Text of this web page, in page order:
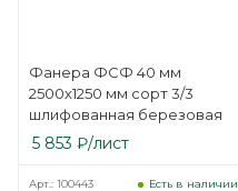
Фанера ФСФ 40 мм
2500х1250 мм сорт 3/3
шлифованная березовая
5 853 ₽/лист
Есть в наличии
Арт.: 100443